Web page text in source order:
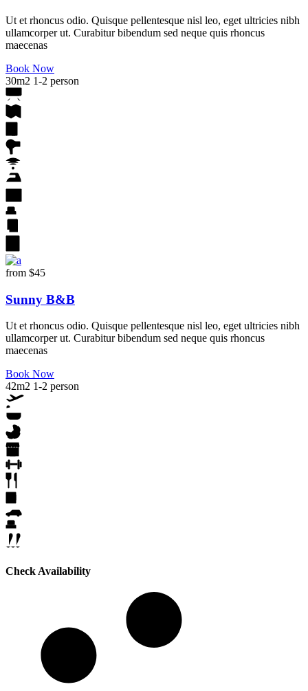
Ut et rhoncus odio. Quisque pellentesque nisl leo, eget ultricies nibh
ullamcorper ut. Curabitur bibendum sed neque quis rhoncus
maecenas
Book Now
30m2 1-2 person
from $45
Sunny B&B
Ut et rhoncus odio. Quisque pellentesque nisl leo, eget ultricies nibh
ullamcorper ut. Curabitur bibendum sed neque quis rhoncus
maecenas
Book Now
42m2 1-2 person
Check Availability